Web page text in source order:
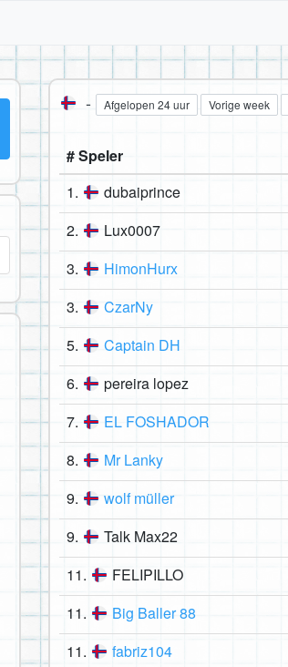
- Afgelopen 24 uur Vorige week
# Speler
1.
dubaiprince
2. Lux0007
3. HimonHurx
3. CzarNy
5. Captain DH
6. pereira lopez
7. EL FOSHADOR
8. Mr Lanky
9. wolf müller
9. Talk Max22
11. FELIPILLO
11. Big Baller 88
11. fabriz104